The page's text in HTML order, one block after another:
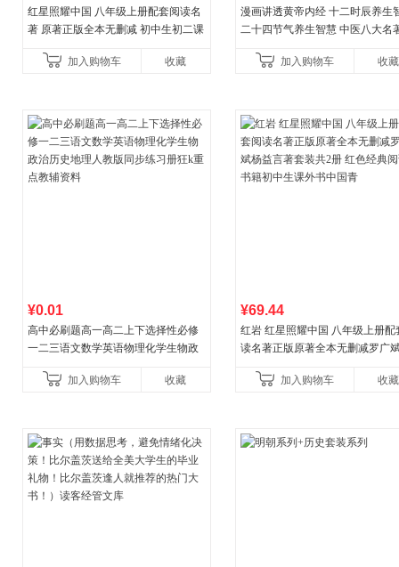
红星照耀中国 八年级上册配套阅读名
著 原著正版全本无删减 初中生初二课
加入购物车
收藏
漫画讲透黄帝内经 十二时辰养生
二十四节气养生智慧 中医八大名
加入购物车
收藏
¥0.01
高中必刷题高一高二上下选择性必修
一二三语文数学英语物理化学生物政
教辅资料加入购物车 收藏
¥69.44
红岩 红星照耀中国 八年级上册配
读名著正版原著全本无删减罗广
初中生课外书中国青
加入购物车 收藏